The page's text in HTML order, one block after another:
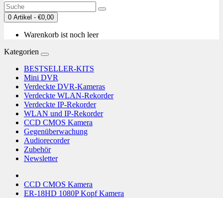
0 Artikel - €0,00
Warenkorb ist noch leer
Kategorien
BESTSELLER-KITS
Mini DVR
Verdeckte DVR-Kameras
Verdeckte WLAN-Rekorder
Verdeckte IP-Rekorder
WLAN und IP-Rekorder
CCD CMOS Kamera
Gegenüberwachung
Audiorecorder
Zubehör
Newsletter
CCD CMOS Kamera
ER-18HD 1080P Kopf Kamera